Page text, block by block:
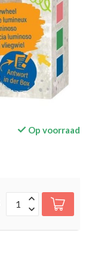
Op voorraad